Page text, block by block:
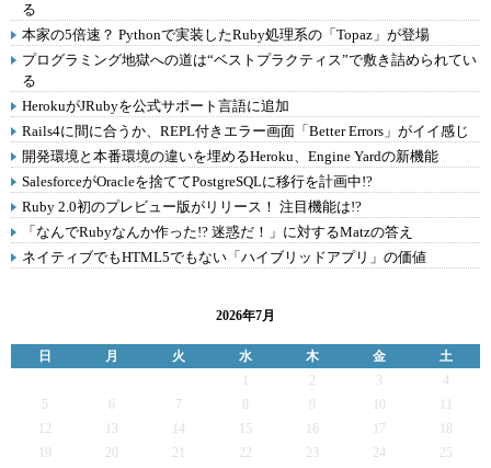
る
本家の5倍速？ Pythonで実装したRuby処理系の「Topaz」が登場
プログラミング地獄への道は“ベストプラクティス”で敷き詰められてい
る
HerokuがJRubyを公式サポート言語に追加
Rails4に間に合うか、REPL付きエラー画面「Better Errors」がイイ感じ
開発環境と本番環境の違いを埋めるHeroku、Engine Yardの新機能
SalesforceがOracleを捨ててPostgreSQLに移行を計画中!?
Ruby 2.0初のプレビュー版がリリース！ 注目機能は!?
「なんでRubyなんか作った!? 迷惑だ！」に対するMatzの答え
ネイティブでもHTML5でもない「ハイブリッドアプリ」の価値
2026年7月
日 月 火 水 木 金
土
2 3
4
5
6 7 9
12
13 14 15 16 17
19
20 21 22 23 24
25